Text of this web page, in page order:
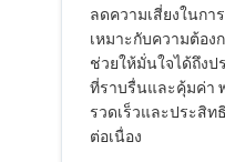
ลดความเสี่ยงในก
เหมาะกับความต้อง
ช่วยให้มั่นใจได้ถึง
ที่ราบรื่นและคุ้มค่า
รวดเร็วและประสิท
ต่อเนื่อง